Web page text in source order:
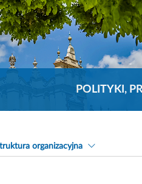
POLITYKI,
organizacyjna